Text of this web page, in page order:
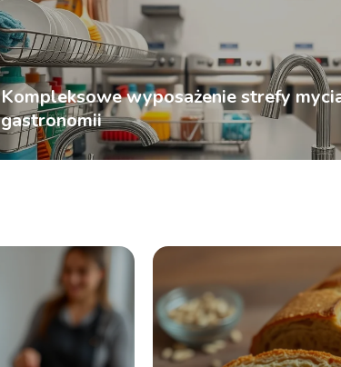
Kompleksowe wyposażenie strefy
gastronomii